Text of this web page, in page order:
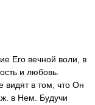
Его вечной воли, в
и любовь.
в том, что Он
в Нем. Будучи